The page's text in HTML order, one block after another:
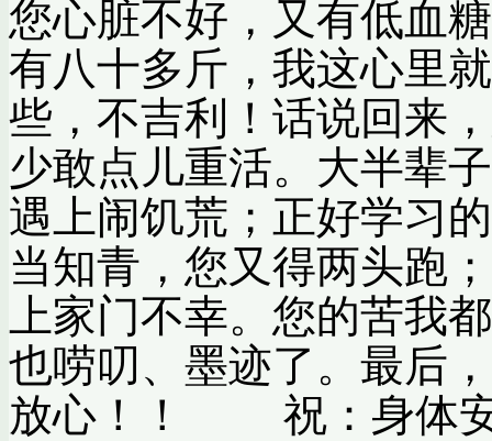
您心脏不好，又有低血
有八十多斤，我这心里
些，不吉利！话说回来
少敢点儿重活。大半辈
遇上闹饥荒；正好学习
当知青，您又得两头跑
上家门不幸。您的苦
也唠叨、墨迹了。最后
放心！！ 祝：